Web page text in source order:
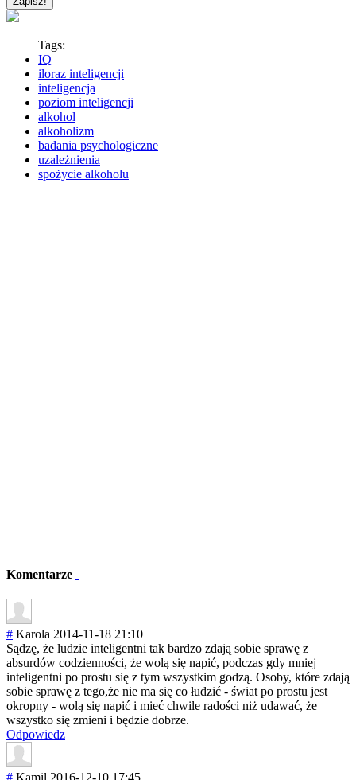
Tags:
IQ
iloraz inteligencji
inteligencja
poziom inteligencji
alkohol
alkoholizm
badania psychologiczne
uzależnienia
spożycie alkoholu
Komentarze
# Karola 2014-11-18 21:10
Sądzę, że ludzie inteligentni tak bardzo zdają sobie sprawę z
absurdów codzienności, że wolą się napić, podczas gdy mniej
inteligentni po prostu się z tym wszystkim godzą. Osoby, które zdają
sobie sprawę z tego,że nie ma się co łudzić - świat po prostu jest
okropny - wolą się napić i mieć chwile radości niż udawać, że
wszystko się zmieni i będzie dobrze.
Odpowiedz